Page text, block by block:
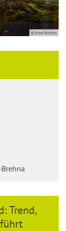
© Anne Weimer
Trend,